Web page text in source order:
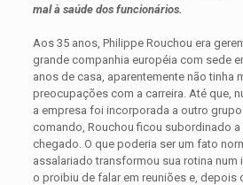
mal à saúde dos funcionários.
Aos 35 anos, Philippe Rouchou era
grande companhia européia com sede
anos de casa, aparentemente não tinha
preocupações com a carreira. Até que,
a empresa foi incorporada a outro
comando, Rouchou ficou subordinado a
chegado. O que poderia ser um fato
assalariado transformou sua rotina num
o proibiu de falar em reuniões e, depois